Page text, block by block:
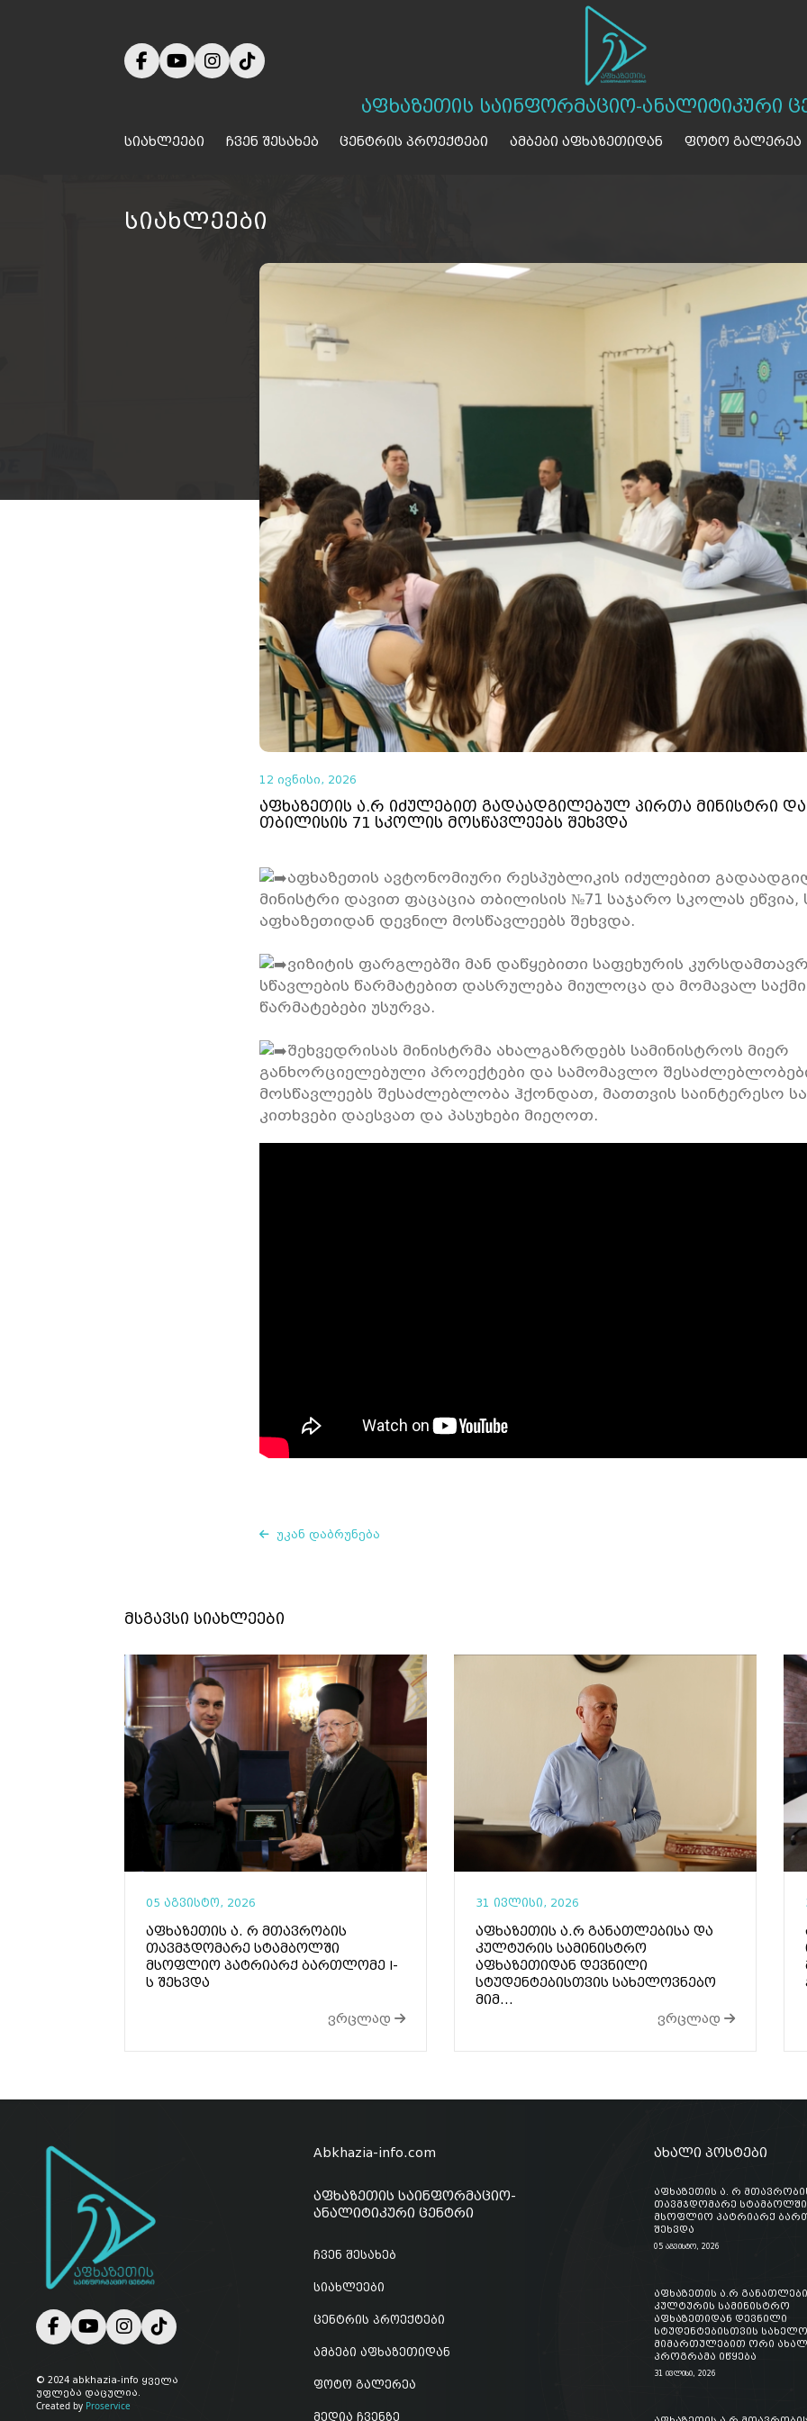
აფხაზეთის საინფორმაციო-ანალიტიკური
სიახლეები ჩვენ შესახებ ცენტრის პროექტები ამბები აფხაზეთიდან ფოტო გალერეა
სიახლეები
12 ივნისი, 2026
აფხაზეთის ა.რ იძულებით გადაადგილებულ პირთა მინისტრი
თბილისის 71 სკოლის მოსწავლეებს შეხვდა
აფხაზეთის ავტონომიური რესპუბლიკის იძულებით
მინისტრი დავით ფაცაცია თბილისის №71 საჯარო სკოლას ეწვია,
აფხაზეთიდან დევნილ მოსწავლეებს შეხვდა.
ვიზიტის ფარგლებში მან დაწყებითი საფეხურის
სწავლების წარმატებით დასრულება მიულოცა და მომავალ
წარმატებები უსურვა.
შეხვედრისას მინისტრმა ახალგაზრდებს სამინისტროს მიერ
განხორციელებული პროექტები და სამომავლო
მოსწავლეებს შესაძლებლობა ჰქონდათ, მათთვის საინტერესო
კითხვები დაესვათ და პასუხები მიეღოთ.
უკან დაბრუნება
მსგავსი სიახლეები
05 აგვისტო, 2026
აფხაზეთის ა. რ მთავრობის
თავმჯდომარე სტამბოლში
მსოფლიო პატრიარქ ბართლომე I-
ს შეხვდა
ვრცლად
31 ივლისი, 2026
აფხაზეთის ა.რ განათლებისა და
კულტურის სამინისტრო
აფხაზეთიდან დევნილი
სტუდენტებისთვის სახელოვნებო
მიმ...
ვრცლად
© 2024 abkhazia-info ყველა
უფლება დაცულია.
Created by Proservice
Abkhazia-info.com
აფხაზეთის საინფორმაციო-
ანალიტიკური ცენტრი
ჩვენ შესახებ
სიახლეები
ცენტრის პროექტები
ამბები აფხაზეთიდან
ფოტო გალერეა
მედია ჩვენზე
ახალი პოსტები
აფხაზეთის ა. რ
თავმჯდომარე სტამბოლში
მსოფლიო პატრიარქ
შეხვდა
05 აგვისტო, 2026
აფხაზეთის ა.რ
კულტურის სამინისტრო
აფხაზეთიდან დევნილი
სტუდენტებისთვის
მიმართულებით ორი
პროგრამა იწყება
31 ივლისი, 2026